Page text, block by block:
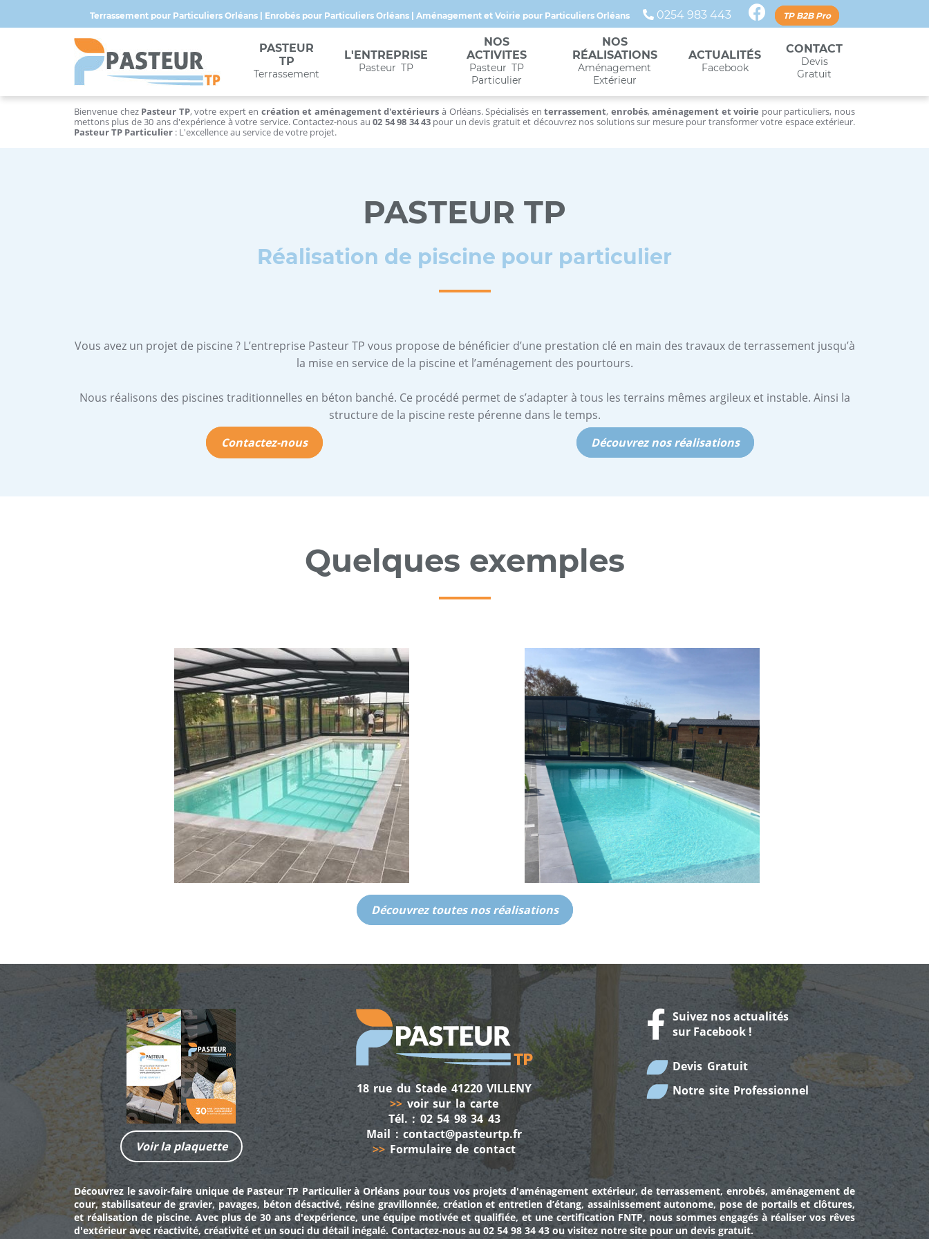
Terrassement pour Particuliers Orléans | Enrobés pour Particuliers Orléans | Aménagement et Voirie pour Particuliers Orléans 0254 983 443 TP B2B Pro
PASTEUR
TP
Terrassement
L'ENTREPRISE
Pasteur TP
NOS
ACTIVITES
Pasteur TP
Particulier
NOS
RÉALISATIONS
Aménagement
Extérieur
ACTUALITÉS
Facebook
CONTACT
Devis
Gratuit
Bienvenue chez Pasteur TP, votre expert en création et aménagement d'extérieurs à Orléans. Spécialisés enterrassement, enrobés,aménagement et voirie pour particuliers, nous
mettons plus de 30 ans d'expérience à votre service. Contactez-nous au02 54 98 34 43 pour un devis gratuit et découvrez nos solutions sur mesure pour transformer votre espace extérieur.
Pasteur TP Particulier : L'excellence au service de votre projet.
PASTEUR TP
Réalisation de piscine pour particulier
Vous avez un projet de piscine ? L’entreprise Pasteur TP vous propose de bénéficier d’une prestation clé en main des travaux de terrassement jusqu’à
la mise en service de la piscine et l’aménagement des pourtours.
Nous réalisons des piscines traditionnelles en béton banché. Ce procédé permet de s’adapter à tous les terrains mêmes argileux et instable. Ainsi la
structure de la piscine reste pérenne dans le temps.
Contactez-nous
Découvrez nos réalisations
Quelques exemples
Découvrez toutes nos réalisations
Voir la plaquette
18 rue du Stade 41220 VILLENY
>> voir sur la carte
Tél. : 02 54 98 34 43
Mail :contact@pasteurtp.fr
>> Formulaire de contact
Suivez nos actualités
sur Facebook !
Devis Gratuit
Notre site Professionnel
Découvrez le savoir-faire unique de Pasteur TP Particulierà Orléans pour tous vos projets d'aménagement extérieur, deterrassement,enrobés,aménagement de
cour, stabilisateur de gravier, pavages, béton désactivé, résine gravillonnée,création et entretien d’étang, assainissement autonome, pose de portails et clôtures,
et réalisation de piscine. Avec plus de 30 ans d'expérience, une équipe motivée et qualifiée, et une certification FNTP, nous sommes engagés à réaliser vos rêves
d'extérieur avec réactivité, créativité et un souci du détail inégalé. Contactez-nous au 02 54 98 34 43ou visitez notre site pour un devis gratuit.